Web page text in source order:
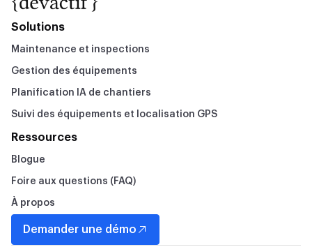
Solutions
Maintenance et inspections
Gestion des équipements
Planification IA de chantiers
Suivi des équipements et localisation GPS
Ressources
Blogue
Foire aux questions (FAQ)
À propos
Demander une démo